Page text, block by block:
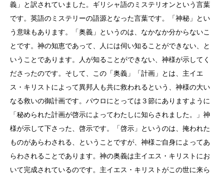
義」と訳されていました。ギリシャ語のミステリオンという言葉
です。英語のミステリーの語源となった言葉です。「神秘」とい
う意味もあります。「奥義」というのは、なかなか分からないこ
とです。神の知恵であって、人には伺い知ることができない、と
いうことであります。人が知ることができない、神様が示してく
ださったのです。そして、この「奥義」「計画」とは、主イエ
ス・キリストによって異邦人も共に救われるという、神様の大い
なる救いの御計画です。パウロにとっては３節にありますように
「秘められた計画が啓示によってわたしに知らされました。」神
様が示して下さった、啓示です。「啓示」というのは、掩われた
ものがあらわされる、ということですが、神様ご自身によってあ
らわされることであります。神の奥義は主イエス・キリストにお
いて完成されているのです。主イエス・キリストがこの世に来ら